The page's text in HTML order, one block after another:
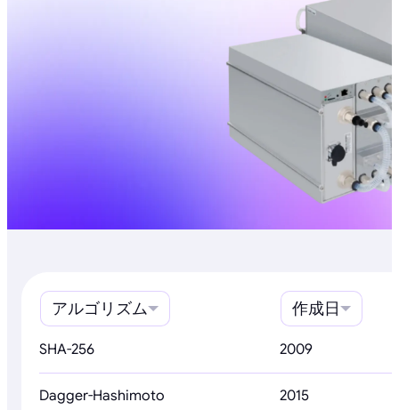
アルゴリズム 作成日
SHA-256 2009
Dagger-Hashimoto 2015